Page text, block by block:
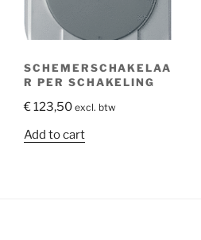
SCHEMERSCHAKELAA
R PER SCHAKELING
€123,50 excl. btw
Add to cart